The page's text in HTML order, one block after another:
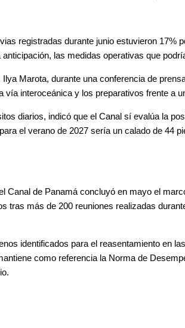
registradas durante junio estuvieron
las medidas operativas que
Marota, durante una conferencia de
interoceánica y los preparativos frente a
diarios, indicó que el Canal sí evalúa la
el verano de 2027 sería un calado de 44
Canal de Panamá concluyó en mayo el
tras más de 200 reuniones realizadas
identificados para el reasentamiento en
como referencia la Norma de